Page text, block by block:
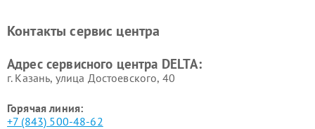
Контакты сервис центра
Адрес сервисного центра DELTA:
г. Казань, улица Достоевского, 40
Горячая линия:
+7 (843) 500-48-62